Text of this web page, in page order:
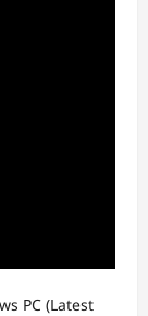
PC (Latest